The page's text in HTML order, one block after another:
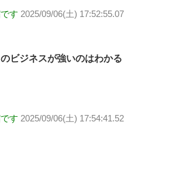
す 2025/09/06(土) 17:52:55.07
ビジネスが強いのはわかる
す 2025/09/06(土) 17:54:41.52